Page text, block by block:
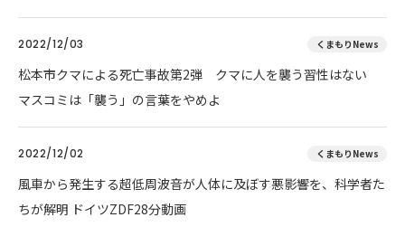
2022/12/03 くまもりNews
松本市クマによる死亡事故第2弾 クマに人を襲う習性はない
マスコミは「襲う」の言葉をやめよ
2022/12/02 くまもりNews
風車から発生する超低周波音が人体に及ぼす悪影響を、科学者た
ちが解明 ドイツZDF28分動画